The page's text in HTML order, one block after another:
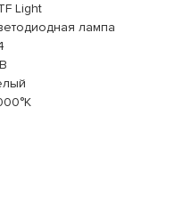
Light
лампа